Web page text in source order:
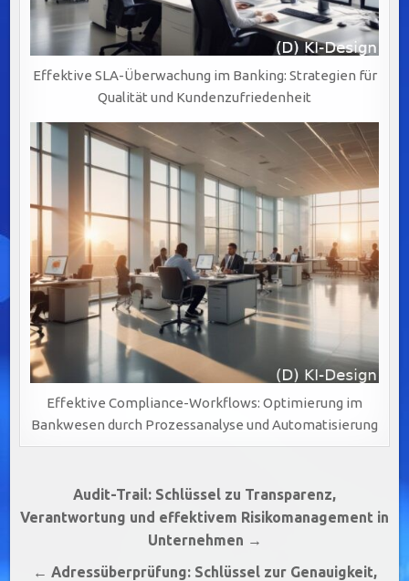
Effektive SLA-Überwachung im Banking: Strategien für
Qualität und Kundenzufriedenheit
Effektive Compliance-Workflows: Optimierung im
Bankwesen durch Prozessanalyse und Automatisierung
Beitragsnavigation
Audit-Trail: Schlüssel zu Transparenz,
Verantwortung und effektivem Risikomanagement in
Unternehmen →
← Adressüberprüfung: Schlüssel zur Genauigkeit,